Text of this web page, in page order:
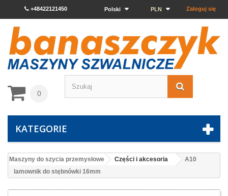
Zaloguj się
PLN
Polski
+48422121450
0
KATEGORIE
Maszyny do szycia przemysłowe Części i akcesoria
A10
lamownik do stębnówki 16mm